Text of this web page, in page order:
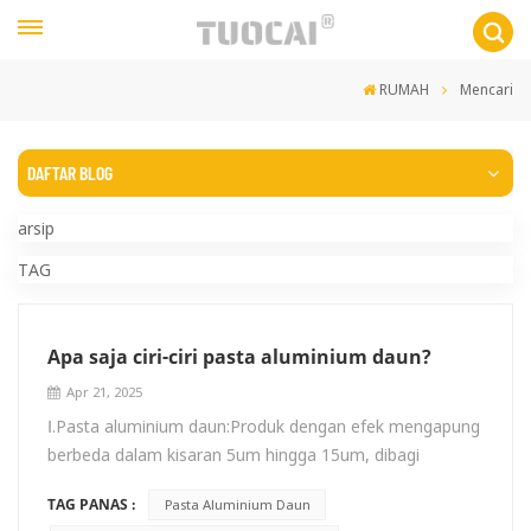
RUMAH Mencari
DAFTAR BLOG
arsip
TAG
Apa saja ciri-ciri pasta aluminium daun?
Apr 21, 2025
Ⅰ.Pasta aluminium daun:Produk dengan efek mengapung
berbeda dalam kisaran 5um hingga 15um, dibagi
silver)Ⅱ.fitur: Jenis produk ini memiliki daya apung yang
TAG PANAS :
Pasta Aluminium Daun